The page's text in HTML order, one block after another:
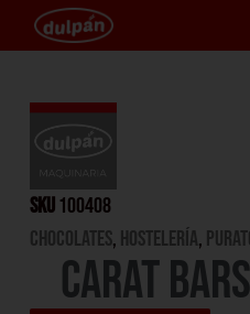
SKU 100408
CHOCOLATES, HOSTELERÍA,
CARAT